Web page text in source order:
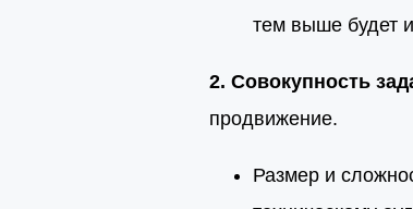
тем выше будет
2. Совокупность
продвижение.
Размер и